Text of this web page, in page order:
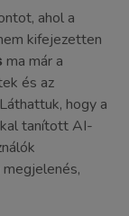
ahol a
kifejezetten
ma már a
és az
hogy a
tanított AI-